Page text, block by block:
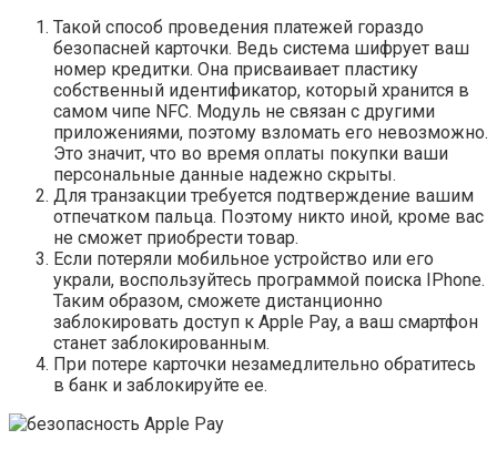
Такой способ проведения платежей гораздо
безопасней карточки. Ведь система шифрует ваш
номер кредитки. Она присваивает пластику
собственный идентификатор, который хранится в
самом чипе NFC. Модуль не связан с другими
приложениями, поэтому взломать его невозможно.
Это значит, что во время оплаты покупки ваши
персональные данные надежно скрыты.
Для транзакции требуется подтверждение вашим
отпечатком пальца. Поэтому никто иной, кроме вас
не сможет приобрести товар.
Если потеряли мобильное устройство или его
украли, воспользуйтесь программой поиска IPhone.
Таким образом, сможете дистанционно
заблокировать доступ к Apple Pay, а ваш смартфон
станет заблокированным.
При потере карточки незамедлительно обратитесь
в банк и заблокируйте ее.